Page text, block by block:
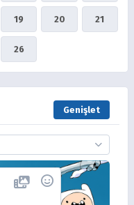
19 20 21
26
Genişlet